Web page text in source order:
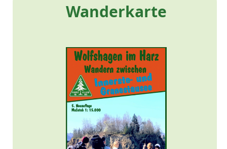
Wanderkarte